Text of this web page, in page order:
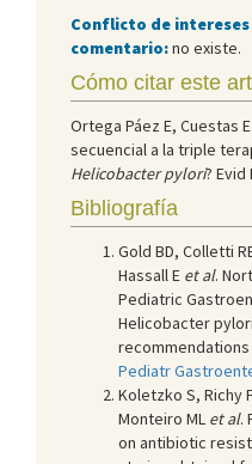
Conflicto de
comentario:no existe.
Cómo citar este
Ortega Páez E, Cuestas
secuencial a la triple
Helicobacter pylori? Evid
Bibliografía
Gold BD, Colletti
Hassall E et al.
Pediatric
Helicobacter
Pediatr
Koletzko S, Richy
Monteiro ML et al.
on antibiotic